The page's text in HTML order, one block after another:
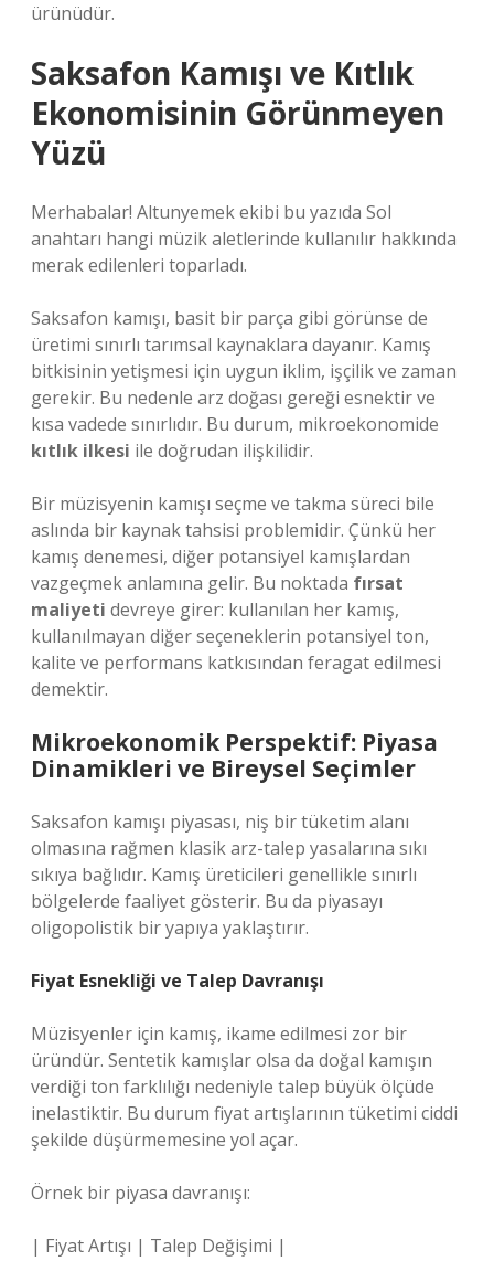
ürünüdür.
Saksafon Kamışı ve Kıtlık
Ekonomisinin Görünmeyen
Yüzü
Merhabalar! Altunyemek ekibi bu yazıda Sol
anahtarı hangi müzik aletlerinde kullanılır hakkında
merak edilenleri toparladı.
Saksafon kamışı, basit bir parça gibi görünse de
üretimi sınırlı tarımsal kaynaklara dayanır. Kamış
bitkisinin yetişmesi için uygun iklim, işçilik ve zaman
gerekir. Bu nedenle arz doğası gereği esnektir ve
kısa vadede sınırlıdır. Bu durum, mikroekonomide
kıtlık ilkesi ile doğrudan ilişkilidir.
Bir müzisyenin kamışı seçme ve takma süreci bile
aslında bir kaynak tahsisi problemidir. Çünkü her
kamış denemesi, diğer potansiyel kamışlardan
vazgeçmek anlamına gelir. Bu noktada fırsat
maliyeti devreye girer: kullanılan her kamış,
kullanılmayan diğer seçeneklerin potansiyel ton,
kalite ve performans katkısından feragat edilmesi
demektir.
Mikroekonomik Perspektif: Piyasa
Dinamikleri ve Bireysel Seçimler
Saksafon kamışı piyasası, niş bir tüketim alanı
olmasına rağmen klasik arz-talep yasalarına sıkı
sıkıya bağlıdır. Kamış üreticileri genellikle sınırlı
bölgelerde faaliyet gösterir. Bu da piyasayı
oligopolistik bir yapıya yaklaştırır.
Fiyat Esnekliği ve Talep Davranışı
Müzisyenler için kamış, ikame edilmesi zor bir
üründür. Sentetik kamışlar olsa da doğal kamışın
verdiği ton farklılığı nedeniyle talep büyük ölçüde
inelastiktir. Bu durum fiyat artışlarının tüketimi ciddi
şekilde düşürmemesine yol açar.
Örnek bir piyasa davranışı:
| Fiyat Artışı | Talep Değişimi |